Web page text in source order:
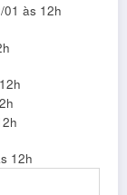
01 às 12h
12h